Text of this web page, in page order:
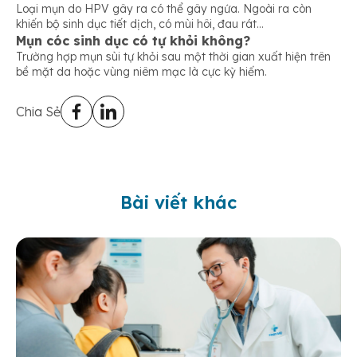
Loại mụn do HPV gây ra có thể gây ngứa. Ngoài ra còn
khiến bộ sinh dục tiết dịch, có mùi hôi, đau rát…
Mụn cóc sinh dục có tự khỏi không?
Trường hợp mụn sùi tự khỏi sau một thời gian xuất hiện trên
bề mặt da hoặc vùng niêm mạc là cực kỳ hiếm.
Chia Sẻ
Bài viết khác